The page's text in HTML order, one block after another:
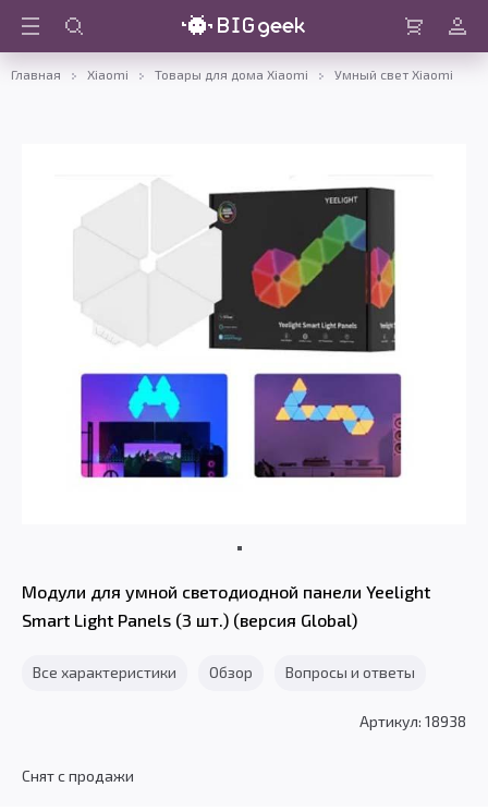
Войти
Главная Xiaomi Товары для дома Xiaomi Умный свет Xiaomi
Модули для умной светодиодной панели Yeelight
Smart Light Panels (3 шт.) (версия Global)
Все характеристики Обзор Вопросы и ответы
Артикул: 18938
Снят с продажи